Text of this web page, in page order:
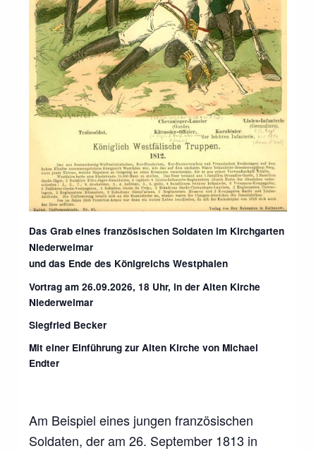
Das Grab eines französischen Soldaten im Kirchgarten
Niederweimar
und das Ende des Königreichs Westphalen
Vortrag am 26.09.2026, 18 Uhr, in der Alten Kirche
Niederweimar
Siegfried Becker
Mit einer Einführung zur Alten Kirche von Michael
Endter
Am Beispiel eines jungen französischen
Soldaten, der am 26. September 1813 in